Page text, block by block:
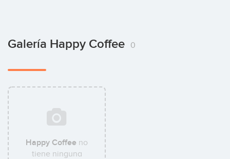
Galería Happy Coffee 0
Happy Coffee no
tiene ninguna